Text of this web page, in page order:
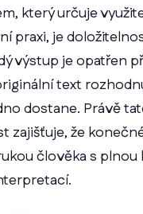
který určuje
praxi, je
výstup je opatřen
text
dostane. Právě
zajišťuje, že
člověka s